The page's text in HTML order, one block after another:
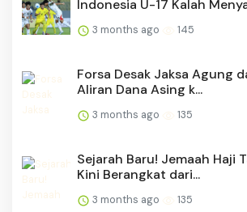
Indonesia U-17 Kalah
3 months ago 145
Forsa Desak Jaksa Agung
Aliran Dana Asing k...
3 months ago 135
Sejarah Baru! Jemaah Haji
Kini Berangkat dari...
3 months ago 135